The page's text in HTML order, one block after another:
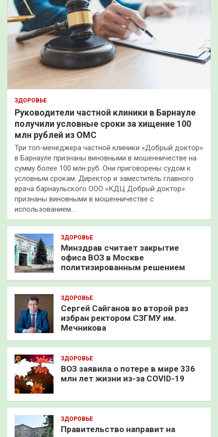
ЗДОРОВЬЕ
Руководители частной клиники в Барнауле
получили условные сроки за хищение 100
млн рублей из ОМС
Три топ-менеджера частной клиники «Добрый доктор»
в Барнауле признаны виновными в мошенничестве на
сумму более 100 млн руб. Они приговорены судом к
условным срокам. Директор и заместитель главного
врача барнаульского ООО «КДЦ Добрый доктор»
признаны виновными в мошенничестве с
использованием…
ЗДОРОВЬЕ
Минздрав считает закрытие
офиса ВОЗ в Москве
политизированным решением
ЗДОРОВЬЕ
Сергей Сайганов во второй раз
избран ректором СЗГМУ им.
Мечникова
ЗДОРОВЬЕ
ВОЗ заявила о потере в мире 336
млн лет жизни из-за COVID-19
ЗДОРОВЬЕ
Правительство направит на